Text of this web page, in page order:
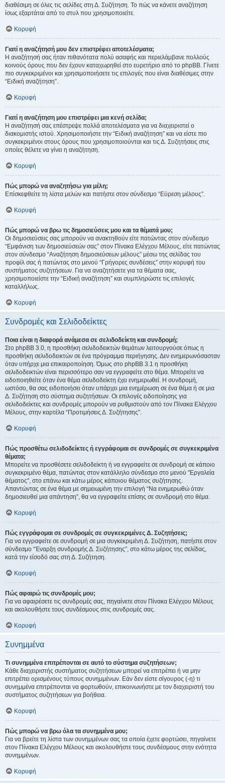
διαθέσιμη σε όλες τις σελίδες στη Δ. Συζήτηση. Το πώς να κάνετε αναζήτηση
ίσως εξαρτάται από το στυλ που χρησιμοποιείτε.
Κορυφή
Γιατί η αναζήτησή μου δεν επιστρέφει αποτελέσματα;
Η αναζήτησή σας ήταν πιθανότατα πολύ ασαφής και περιελάμβανε πολλούς
κοινούς όρους που δεν έχουν καταχωρηθεί στο ευρετήριο από το phpBB. Γίνετε
πιο συγκεκριμένοι και χρησιμοποιήσετε τις επιλογές που είναι διαθέσιμες στην
“Ειδική αναζήτηση”.
Κορυφή
Γιατί η αναζήτηση μου επιστρέφει μια κενή σελίδα;
Η αναζήτησή σας επέστρεψε πολλά αποτελέσματα για να διαχειριστεί ο
διακομιστής ιστού. Χρησιμοποιήστε την “Ειδική αναζήτηση” και να είστε πιο
συγκεκριμένοι στους όρους που χρησιμοποιούνται και τις Δ. Συζητήσεις στις
οποίες θέλετε να γίνει η αναζήτηση.
Κορυφή
Πώς μπορώ να αναζητήσω για μέλη;
Επίσκεφθείτε τη λίστα μελών και πατήστε στον σύνδεσμο “Εύρεση μέλους”.
Κορυφή
Πώς μπορώ να βρω τις δημοσιεύσεις μου και τα θέματά μου;
Οι δημοσιεύσεις σας μπορούν να ανακτηθούν είτε πατώντας στον σύνδεσμο
“Εμφάνιση των δημοσιεύσεών σας” στον Πίνακα Ελέγχου Μέλους, είτε πατώντας
στον σύνδεσμο “Αναζήτηση δημοσιεύσεων μέλους” μέσω της σελίδας του
προφίλ σας ή πατώντας στο μενού “Γρήγορες συνδέσεις” στην κορυφή του
συστήματος συζητήσεων. Για να αναζητήσετε για τα θέματα σας,
χρησιμοποιείστε την “Ειδική αναζήτηση” και συμπληρώστε τις επιλογές
καταλλήλως.
Κορυφή
Συνδρομές και Σελιδοδείκτες
Ποια είναι η διαφορά ανάμεσα σε σελιδοδείκτη και συνδρομή;
Στο phpBB 3.0, η προσθήκη σελιδοδεικτών θεμάτων λειτουργούσε όπως η
προσθήκη σελιδοδεικτών σε ένα πρόγραμμα περιήγησης. Δεν ενημερωνόσασταν
όταν υπήρχε μια επικαιροποίηση. Όμως στο phpBB 3.1 η προσθήκη
σελιδοδεικτών είναι περισσότερο σαν να εγγραφείτε στο θέμα. Μπορείτε να
ειδοποιηθείτε όταν ένα θέμα σελιδοδείκτη έχει ενημερωθεί. Η συνδρομή,
ωστόσο, θα σας ειδοποιήσει όταν υπάρχει μια ενημέρωση σε ένα θέμα ή σε μια
Δ. Συζήτηση στο σύστημα συζητήσεων. Οι επιλογές ειδοποίησης για
σελιδοδείκτες και συνδρομές μπορούν να ρυθμιστούν από τον Πίνακα Ελέγχου
Μέλους, στην καρτέλα “Προτιμήσεις Δ. Συζήτησης”.
Κορυφή
Πώς προσθέτω σελιδοδείκτες ή εγγράφομαι σε συνδρομές σε συγκεκριμένα
θέματα;
Μπορείτε να προσθέσετε σελιδοδείκτη ή να εγγραφείτε σε συνδρομή σε κάποιο
συγκεκριμένο θέμα, πατώντας στον κατάλληλο σύνδεσμο στο μενού "Εργαλεία
θέματος", στο επάνω και κάτω μέρος κάποιου θέματος συζήτησης.
Απαντώντας σε ένα θέμα με σημειωμένη την επιλογή “Να ενημερωθώ όταν
δημοσιευθεί μια απάντηση”, θα να εγγραφείτε επίσης σε συνδρομή στο θέμα.
Κορυφή
Πώς εγγράφομαι σε συνδρομές σε συγκεκριμένες Δ. Συζητήσεις;
Για να εγγραφείτε σε συνδρομή σε μια συγκεκριμένη Δ. Συζήτηση, πατήστε στον
σύνδεσμο “Έναρξη συνδρομής Δ. Συζήτησης”, στο κάτω μέρος της σελίδας,
κατά την είσοδό σας στη Δ. Συζήτηση.
Κορυφή
Πώς αφαιρώ τις συνδρομές μου;
Για να αφαιρέσετε τις συνδρομές σας, πηγαίνετε στον Πίνακα Ελέγχου Μέλους
και ακολουθήστε τους συνδέσμους στις συνδρομές σας.
Κορυφή
Συνημμένα
Τι συνημμένα επιτρέπονται σε αυτό το σύστημα συζητήσεων;
Κάθε διαχειριστής συστήματος συζητήσεων μπορεί να επιτρέπει ή να μην
επιτρέπει ορισμένους τύπους συνημμένων. Εάν δεν είστε σίγουρος (-η) τι
συνημμένα επιτρέπονται να φορτωθούν, επικοινωνήστε με τον διαχειριστή του
συστήματος συζητήσεων για βοήθεια.
Κορυφή
Πώς μπορώ να βρω όλα τα συνημμένα μου;
Για να βρείτε τη λίστα των συνημμένων σας τα οποία έχετε φορτώσει, πηγαίνετε
στον Πίνακα Ελέγχου Μέλους και ακολουθήστε τους συνδέσμους στην ενότητα
συνημμένων.
Κορυφή